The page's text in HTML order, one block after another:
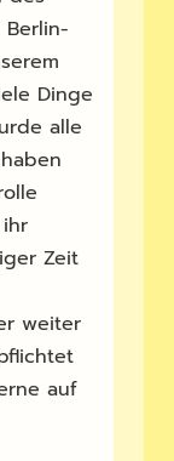
Dinge
alle
Zeit
weiter
auf